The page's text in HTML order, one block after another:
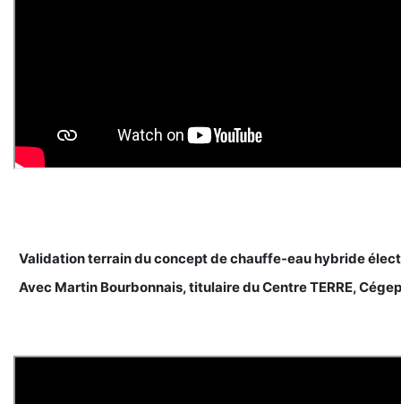
Validation terrain du concept de chauffe-eau hybride
Avec Martin Bourbonnais, titulaire du Centre TERRE,